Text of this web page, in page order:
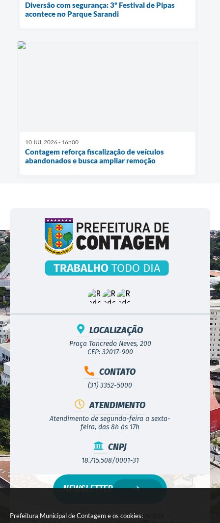
Prefeitura Municipal de Contagem e os cookies:
Diversão com segurança: 3º Festival de Pipas
acontece no Parque Sarandi
10 JUL 2026 - 16h00
Contagem reforça fiscalização de veículos
abandonados e busca ampliar remoção
LOCALIZAÇÃO
Praça Tancredo Neves, 200
CEP: 32017-900
CONTATO
(31) 3352-5000
ATENDIMENTO
Atendimento de segunda-feira a sexta-
feira, das 8h às 17h
CNPJ
18.715.508/0001-31
Versão do Sistema:3.5.3 - 19/06/2026
NEWSLETTER